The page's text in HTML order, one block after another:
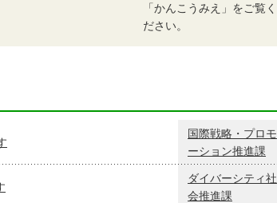
「かんこうみえ」をご覧く
ださい。
国際戦略・プロモ
ーション推進課
ダイバーシティ社
会推進課